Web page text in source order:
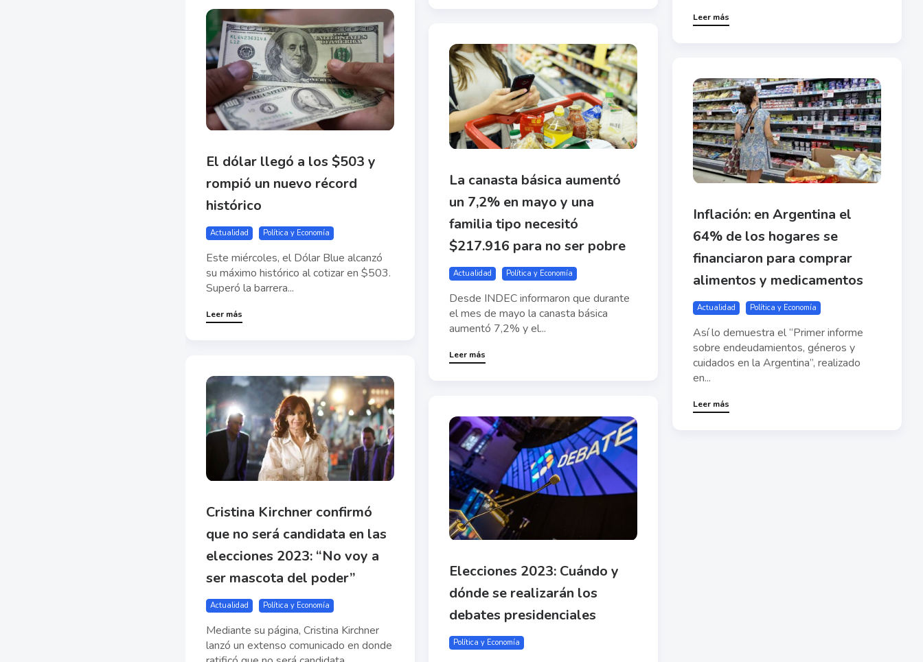
Leer más
El dólar llegó a los $503 y
rompió un nuevo récord
histórico
Actualidad Política y Economía
Este miércoles, el Dólar Blue alcanzó
su máximo histórico al cotizar en $503.
Superó la barrera...
Leer más
La canasta básica aumentó
un 7,2% en mayo y una
familia tipo necesitó
$217.916 para no ser pobre
Actualidad Política y Economía
Desde INDEC informaron que durante
el mes de mayo la canasta básica
aumentó 7,2% y el...
Leer más
Inflación: en Argentina el
64% de los hogares se
financiaron para comprar
alimentos y medicamentos
Actualidad Política y Economía
Así lo demuestra el “Primer informe
sobre endeudamientos, géneros y
cuidados en la Argentina”, realizado
en...
Leer más
Cristina Kirchner confirmó
que no será candidata en las
elecciones 2023: “No voy a
ser mascota del poder”
Actualidad Política y Economía
Mediante su página, Cristina Kirchner
lanzó un extenso comunicado en donde
Elecciones 2023: Cuándo y
dónde se realizarán los
debates presidenciales
Política y Economía